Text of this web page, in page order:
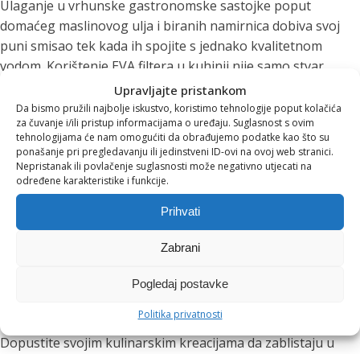
Upravljajte pristankom
Da bismo pružili najbolje iskustvo, koristimo tehnologije poput kolačića
za čuvanje i/ili pristup informacijama o uređaju. Suglasnost s ovim
tehnologijama će nam omogućiti da obrađujemo podatke kao što su
ponašanje pri pregledavanju ili jedinstveni ID-ovi na ovoj web stranici.
Nepristanak ili povlačenje suglasnosti može negativno utjecati na
određene karakteristike i funkcije.
Prihvati
Zabrani
Pogledaj postavke
Politika privatnosti
Ulaganje u vrhunske gastronomske sastojke poput
domaćeg maslinovog ulja i biranih namirnica dobiva svoj
puni smisao tek kada ih spojite s jednako kvalitetnom
vodom. Korištenje EVA filtera u kuhinji nije samo stvar
hidracije iz čaše – to je uvođenjezdrave navike
obrok koji pripremate za sebe i svoju obitelj.
Budući da EVA filteri rade bez struje i ugradnje, možete ih
smjestiti izravno na kuhinjski pult, čineći čistu vodu lako
dostupnom kako za piće, tako i za svako pranje voća,
kuhanje kave ili pripremu večere.
Podignite svoje kulinarstvo
na novu razinu
Mali detalji čine razliku između prosječnog i vrhunskog jela.
Dopustite svojim kulinarskim kreacijama da zablistaju u